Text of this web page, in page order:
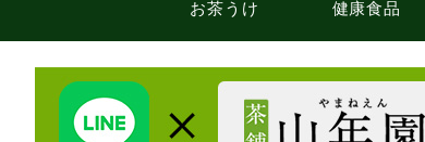
お茶うけ 健康食品